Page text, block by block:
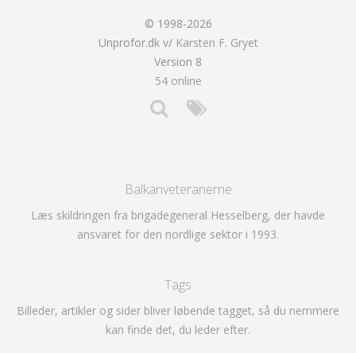
© 1998-2026
Unprofor.dk v/ Karsten F. Gryet
Version 8
54 online
Balkanveteranerne
Læs skildringen fra brigadegeneral Hesselberg, der havde
ansvaret for den nordlige sektor i 1993.
Tags
Billeder, artikler og sider bliver løbende tagget, så du nemmere
kan finde det, du leder efter.